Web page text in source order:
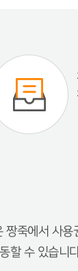
죽에서 사용
할 수 있습니